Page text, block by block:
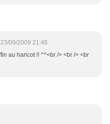
23/09/2009 21:46
au haricot !! ^^<br /> <br /> <br